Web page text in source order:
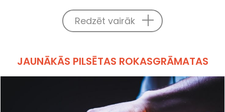
Redzēt vairāk
JAUNĀKĀS PILSĒTAS ROKASGRĀMATAS